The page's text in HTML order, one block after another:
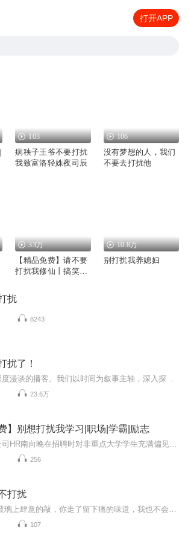
打开APP
103
病秧子王爷不要打扰
我致富洛轻姝夜司辰
106
没有梦想的人，我们
不要去打扰他
33万
【精品免费】请不要
打扰我修仙丨搞笑丨
10.8万
别打扰我养媳妇
扰
8243
扰了！
23.6万
费】别想打扰我学习|职场|学霸|励志
256
打扰
107